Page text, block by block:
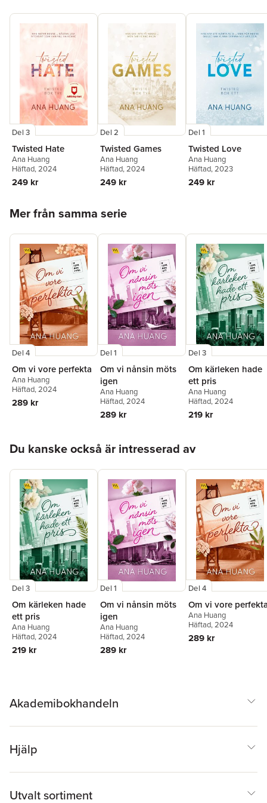
Del 3
Twisted Hate
Ana Huang
Häftad, 2024
249 kr
Del 2
Twisted Games
Ana Huang
Häftad, 2024
249 kr
Del 1
Twisted Love
Ana Huang
Häftad, 2023
249 kr
Mer från samma serie
Del 4
Om vi vore perfekta
Ana Huang
Häftad, 2024
289 kr
Del 1
Om vi nånsin möts
igen
Ana Huang
Häftad, 2024
289 kr
Del 3
Om kärleken hade
ett pris
Ana Huang
Häftad, 2024
219 kr
Du kanske också är intresserad av
Del 3
Om kärleken hade
ett pris
Ana Huang
Häftad, 2024
219 kr
Del 1
Om vi nånsin möts
igen
Ana Huang
Häftad, 2024
289 kr
Del 4
Om vi vore
Ana Huang
Häftad, 2024
289 kr
Akademibokhandeln
Hjälp
Utvalt sortiment